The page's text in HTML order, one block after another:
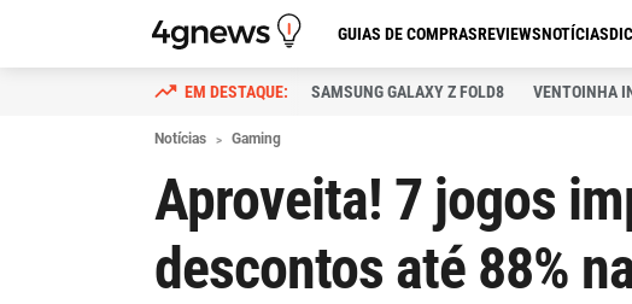
GUIAS DE COMPRASREVIEWSNOTÍCIAS
SAMSUNG GALAXY Z FOLD8 VENTOINHA
Notícias Gaming
Aproveita! 7 jogos
descontos até 88%